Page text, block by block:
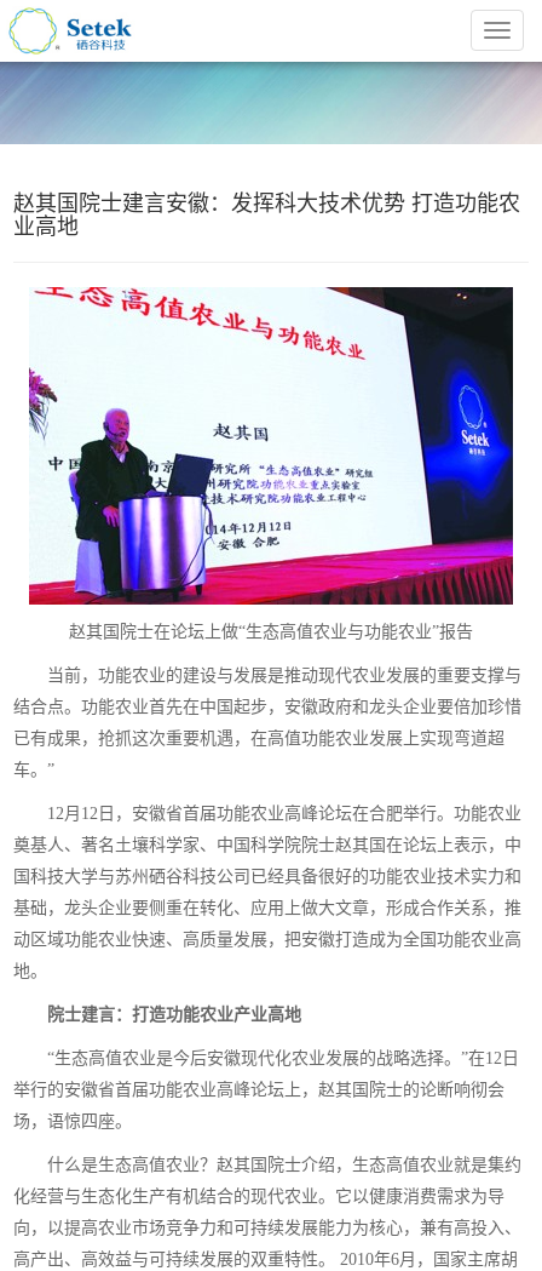
赵其国院士建言安徽：发挥科大技术优势 打造功能农
业高地
赵其国院士在论坛上做“生态高值农业与功能农业”报告
当前，功能农业的建设与发展是推动现代农业发展的重要支撑与
结合点。功能农业首先在中国起步，安徽政府和龙头企业要倍加珍惜
已有成果，抢抓这次重要机遇，在高值功能农业发展上实现弯道超
车。”
12月12日，安徽省首届功能农业高峰论坛在合肥举行。功能农业
奠基人、著名土壤科学家、中国科学院院士赵其国在论坛上表示，中
国科技大学与苏州硒谷科技公司已经具备很好的功能农业技术实力和
基础，龙头企业要侧重在转化、应用上做大文章，形成合作关系，推
动区域功能农业快速、高质量发展，把安徽打造成为全国功能农业高
地。
院士建言：打造功能农业产业高地
“生态高值农业是今后安徽现代化农业发展的战略选择。”在12日
举行的安徽省首届功能农业高峰论坛上，赵其国院士的论断响彻会
场，语惊四座。
什么是生态高值农业？赵其国院士介绍，生态高值农业就是集约
化经营与生态化生产有机结合的现代农业。它以健康消费需求为导
向，以提高农业市场竞争力和可持续发展能力为核心，兼有高投入、
高产出、高效益与可持续发展的双重特性。 2010年6月，国家主席胡